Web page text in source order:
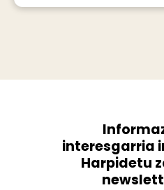
interesgarria
Harpidetu